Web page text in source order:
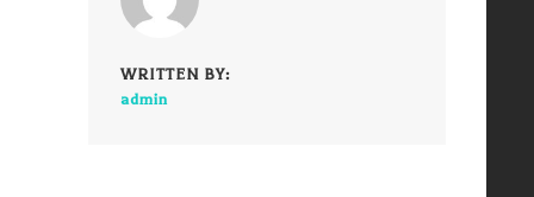
WRITTEN BY:
admin